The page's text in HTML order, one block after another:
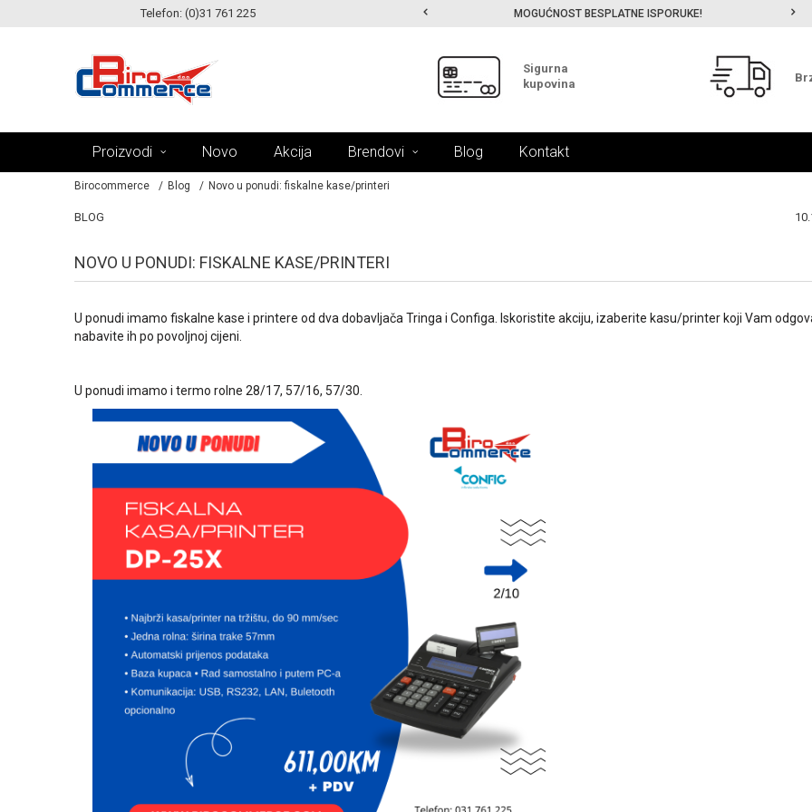
Telefon: (0)31 761 225
MOGUĆNOST ISPORUKE ZA 24H! MOGUĆNOST BESPLATNE ISPORUKE!
Sigurna
kupovina
Proizvodi Novo Akcija Brendovi Blog Kontakt
Birocommerce Blog Novo u ponudi: fiskalne kase/printeri
BLOG
NOVO U PONUDI: FISKALNE KASE/PRINTERI
U ponudi imamo fiskalne kase i printere od dva dobavljača Tringa i Configa. Iskoristite akciju, izaberite kasu/printer koji Vam
nabavite ih po povoljnoj cijeni.
U ponudi imamo i termo rolne 28/17, 57/16, 57/30.